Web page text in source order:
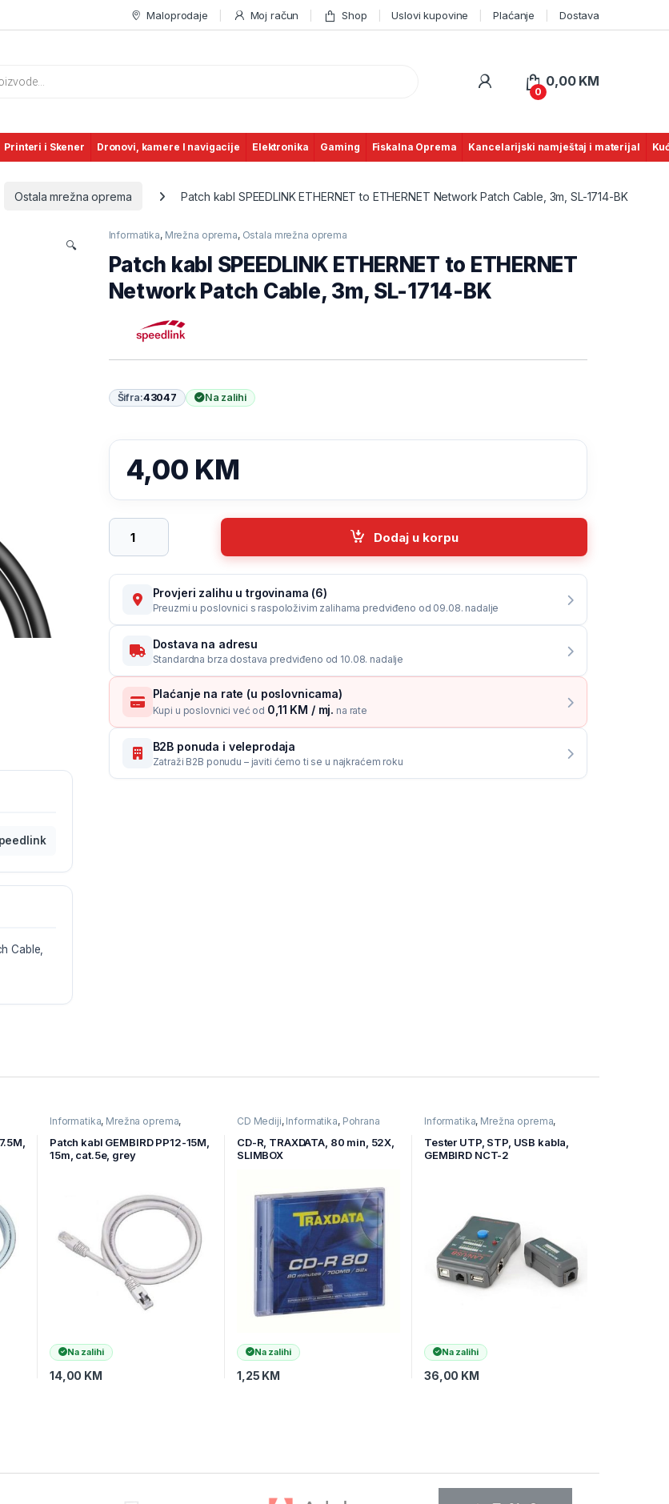
Maloprodaje Moj račun Shop Uslovi kupovine Plaćanje Dostava
0
0,00 KM
Printeri i Skener Dronovi, kamere I navigacije Elektronika Gaming Fiskalna Oprema Kancelarijski namještaj i materijal
Ostala mrežna oprema Patch kabl SPEEDLINK ETHERNET to ETHERNET Network Patch Cable, 3m, SL-1714-BK
🔍
Informatika, Mrežna oprema, Ostala mrežna oprema
Patch kabl SPEEDLINK ETHERNET to ETHERNET
Network Patch Cable, 3m, SL-1714-BK
Šifra:43047 Na zalihi
4,00 KM
Patch kabl SPEEDLINK ETHERNET to ETHERNET Network Patch Cable, 3m, SL-1714-BK quantity
Dodaj u korpu
Provjeri zalihu u trgovinama (6)
Preuzmi u poslovnici s raspoloživim zalihama predviđeno od 09.08. nadalje
Dostava na adresu
Standardna brza dostava predviđeno od 10.08. nadalje
Plaćanje na rate (u poslovnicama)
Kupi u poslovnici već od 0,11 KM / mj. na rate
B2B ponuda i veleprodaja
Zatraži B2B ponudu – javiti ćemo ti se u najkraćem roku
Cable,
Informatika, Mrežna oprema,
Ostala mrežna oprema
Patch kabl GEMBIRD PP12-15M,
15m, cat.5e, grey
Na zalihi
14,00 KM
CD Mediji, Informatika, Pohrana
podataka
CD-R, TRAXDATA, 80 min, 52X,
SLIMBOX
Na zalihi
1,25 KM
Informatika, Mrežna oprema,
Tester UTP, STP, USB kabla,
GEMBIRD NCT-2
Na zalihi
36,00 KM